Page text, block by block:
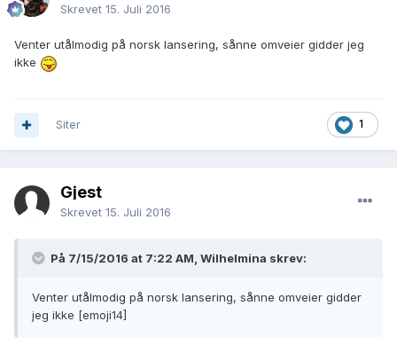
Skrevet 15. Juli 2016
Venter utålmodig på norsk lansering, sånne omveier gidder jeg
ikke
1
Siter
Gjest
Skrevet 15. Juli 2016
På 7/15/2016 at 7:22 AM, Wilhelmina skrev:
Venter utålmodig på norsk lansering, sånne omveier gidder
jeg ikke [emoji14]